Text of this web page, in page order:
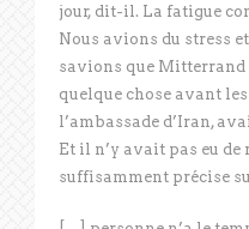
jour, dit-il. La fatigue
Nous avions du stress
savions que
quelque chose avant
l’ambassade d’Iran,
Et il n’y avait pas eu
suffisamment précise